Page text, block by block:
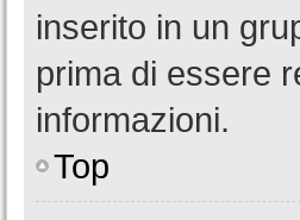
inserito in un
prima di essere
informazioni.
Top